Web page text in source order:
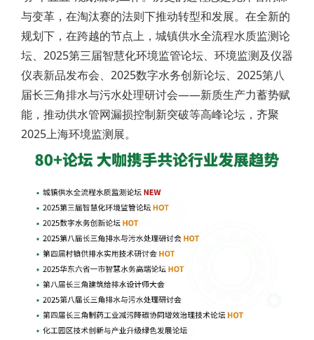
与变革，在淘汰赛的法则下推动转型和发展。在全新的
规划下，在跨越的节点上，城镇供水全流程水质监测论
坛、2025第三届智慧化环境监管论坛、环境监测及仪器
仪表新品发布会、2025数字水务创新论坛、2025第八
届长三角排水与污水处理研讨会——新质生产力蓄势赋
能，推动供水管网漏损控制新突破等高峰论坛，齐聚
2025上海环境监测展。